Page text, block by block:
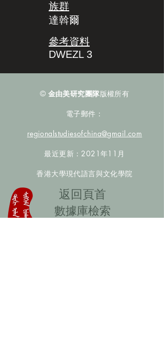
族群
達斡爾
參考資料
DWEZL 3
© 金由美研究團隊版權所有
電子郵件：
regionalstudiesofchina@gmail.com
最近更新：2021年11月
香港大學現代語言與文化學院
​返回頁首
數據庫檢索